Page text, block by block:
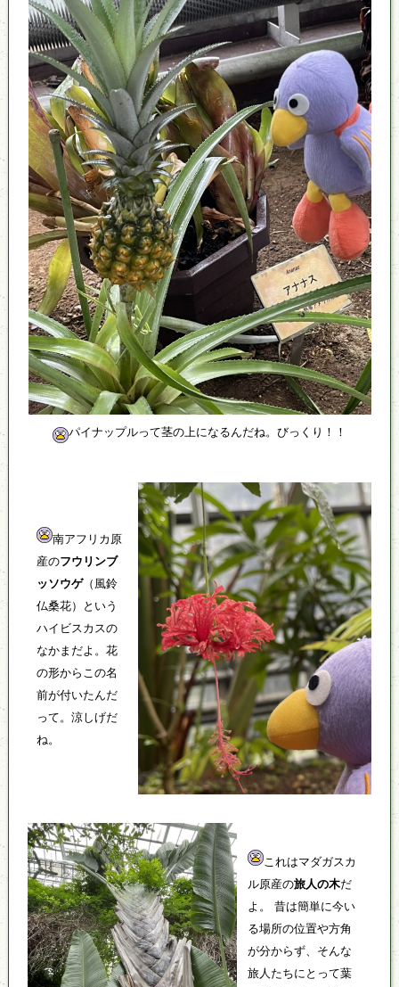
パイナップルって茎の上になるんだね。びっくり！！
南アフリカ原
産のフウリンブ
ッソウゲ（風鈴
仏桑花）という
ハイビスカスの
なかまだよ。花
の形からこの名
前が付いたんだ
って。涼しげだ
ね。
これはマダガスカ
ル原産の旅人の木だ
よ。 昔は簡単に今い
る場所の位置や方角
が分からず、そんな
旅人たちにとって葉